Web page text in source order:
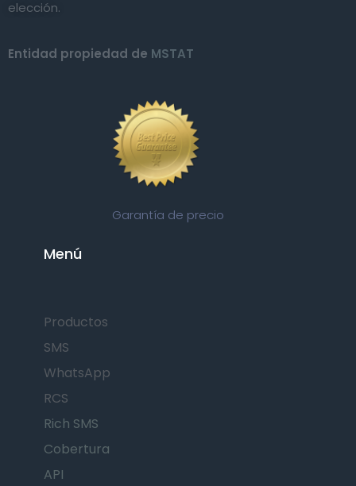
elección.
Entidad propiedad de MSTAT
Garantía de precio
Menú
Productos
SMS
WhatsApp
RCS
Rich SMS
Cobertura
API